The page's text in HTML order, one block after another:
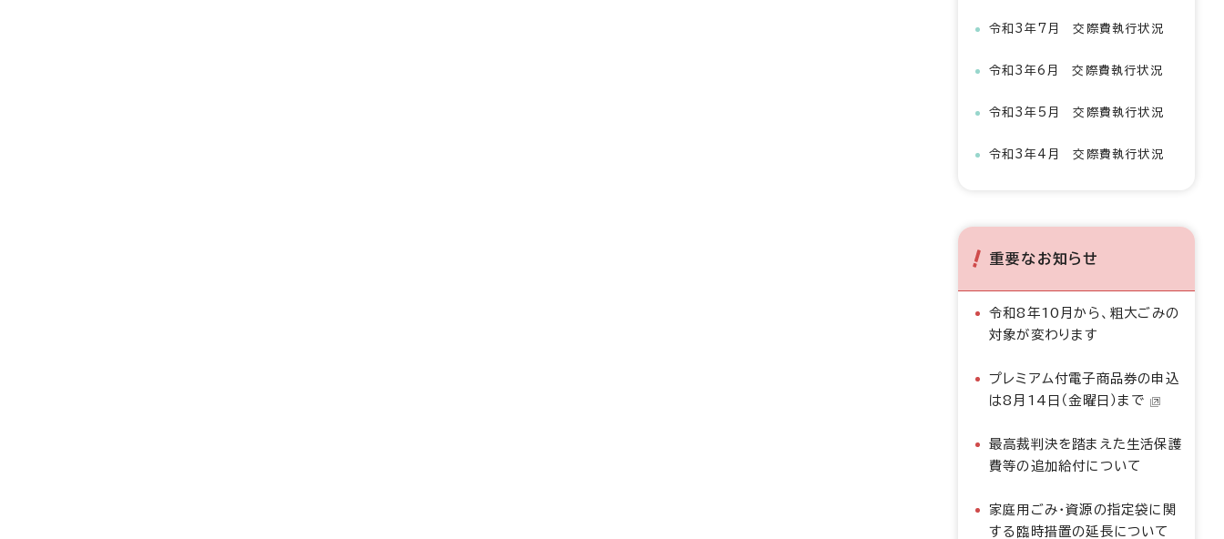
令和3年7月 交際費執行状況
令和3年6月 交際費執行状況
令和3年5月 交際費執行状況
令和3年4月 交際費執行状況
重要なお知らせ
令和8年10月から、粗大ごみの
対象が変わります
プレミアム付電子商品券の申込
は8月14日（金曜日）まで
最高裁判決を踏まえた生活保護
費等の追加給付について
家庭用ごみ・資源の指定袋に関
する臨時措置の延長について